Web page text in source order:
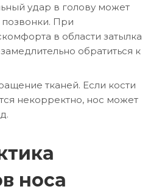
удар в голову может
При
в области затылка
обратиться к
тканей. Если кости
некорректно, нос может
носа